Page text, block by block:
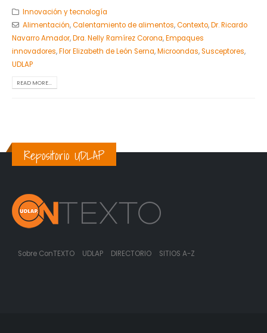
Innovación y tecnología
Alimentación,Calentamiento de alimentos,Contexto,Dr. Ricardo
Navarro Amador,Dra. Nelly Ramírez Corona,Empaques
innovadores,Flor Elizabeth de León Serna,Microondas,Susceptores,
UDLAP
READ MORE...
Repositorio UDLAP
Sobre ConTEXTO UDLAP DIRECTORIO SITIOS A-Z